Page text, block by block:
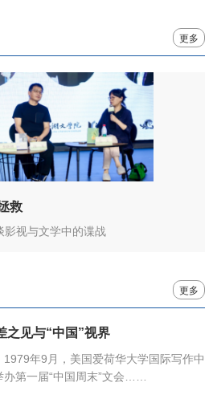
更多
救
影视与文学中的谍战
更多
之见与“中国”视界
1979年9月，美国爱荷华大学国际写作中
办第一届“中国周末”文会……